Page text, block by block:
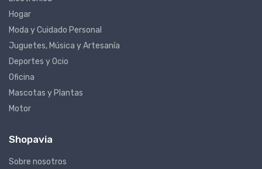
Hogar
Moda y Cuidado Personal
Juguetes, Música y Artesanía
Deportes y Ocio
Oficina
Mascotas y Plantas
Motor
Shopavia
Sobre nosotros